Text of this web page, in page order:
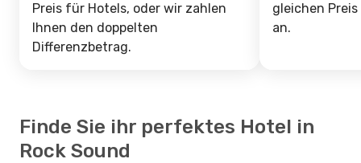
Preis für Hotels, oder wir zahlen
Ihnen den doppelten
Differenzbetrag.
gleichen
an.
Finde Sie ihr perfektes Hotel in
Rock Sound